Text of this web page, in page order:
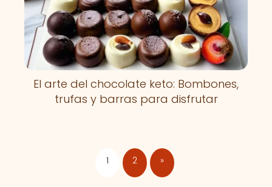
El arte del chocolate keto: Bombones,
trufas y barras para disfrutar
1 2 »